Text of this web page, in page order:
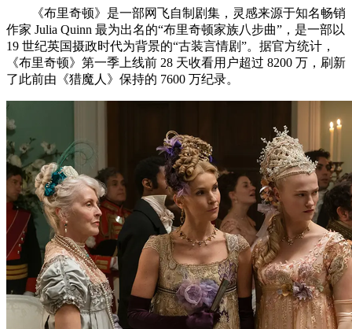
《布里奇顿》是一部网飞自制剧集，灵感来源于知名畅销
作家 Julia Quinn 最为出名的“布里奇顿家族八步曲”，是一部以
19 世纪英国摄政时代为背景的“古装言情剧”。据官方统计，
《布里奇顿》第一季上线前 28 天收看用户超过 8200 万，刷新
了此前由《猎魔人》保持的 7600 万纪录。